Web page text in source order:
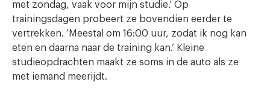
met zondag, vaak voor mijn studie.’ Op
trainingsdagen probeert ze bovendien eerder te
vertrekken. ‘Meestal om 16:00 uur, zodat ik nog kan
eten en daarna naar de training kan.’ Kleine
studieopdrachten maakt ze soms in de auto als ze
met iemand meerijdt.